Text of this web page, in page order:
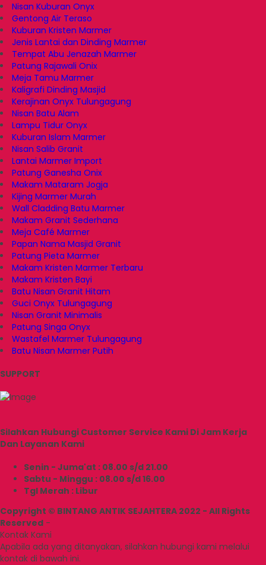
Nisan Kuburan Onyx
Gentong Air Teraso
Kuburan Kristen Marmer
Jenis Lantai dan Dinding Marmer
Tempat Abu Jenazah Marmer
Patung Rajawali Onix
Meja Tamu Marmer
Kaligrafi Dinding Masjid
Kerajinan Onyx Tulungagung
Nisan Batu Alam
Lampu Tidur Onyx
Kuburan Islam Marmer
Nisan Salib Granit
Lantai Marmer Import
Patung Ganesha Onix
Makam Mataram Jogja
Kijing Marmer Murah
Wall Cladding Batu Marmer
Makam Granit Sederhana
Meja Café Marmer
Papan Nama Masjid Granit
Patung Pieta Marmer
Makam Kristen Marmer Terbaru
Makam Kristen Bayi
Batu Nisan Granit Hitam
Guci Onyx Tulungagung
Nisan Granit Minimalis
Patung Singa Onyx
Wastafel Marmer Tulungagung
Batu Nisan Marmer Putih
SUPPORT
Silahkan Hubungi Customer Service Kami Di Jam Kerja
Dan Layanan Kami
Senin - Juma'at : 08.00 s/d 21.00
Sabtu - Minggu : 08.00 s/d 16.00
Tgl Merah : Libur
Copyright © BINTANG ANTIK SEJAHTERA 2022 - All Rights
Reserved -
Kontak Kami
Apabila ada yang ditanyakan, silahkan hubungi kami melalui
kontak di bawah ini.